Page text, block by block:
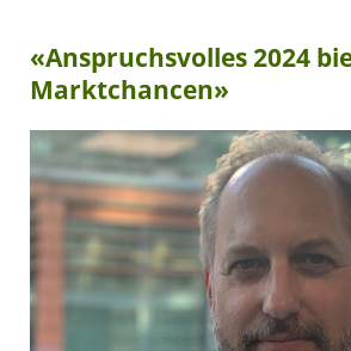
«Anspruchsvolles 2024
Marktchancen»